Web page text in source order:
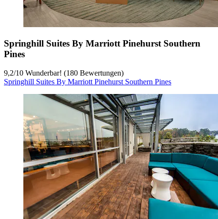
Springhill Suites By Marriott Pinehurst Southern
Pines
9,2/10 Wunderbar! (180 Bewertungen)
Springhill Suites By Marriott Pinehurst Southern Pines